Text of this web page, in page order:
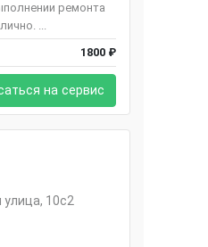
ремонта
...
1800 ₽
на сервис
10с2